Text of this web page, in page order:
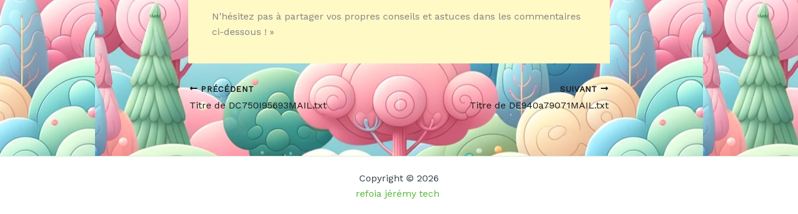
N’hésitez pas à partager vos propres conseils et astuces dans les commentaires
ci-dessous ! »
PRÉCÉDENT
Titre de DC750I95693MAIL.txt
SUIVANT
Titre de DE940a79071MAIL.txt
Copyright © 2026
refoia jérémy tech